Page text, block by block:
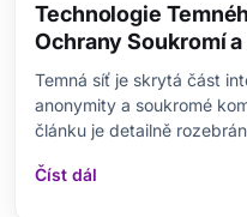
Technologie
Ochrany Soukromí
Temná síť je skrytá část
anonymity a soukromé
článku je detailně
přehlédnout ani rizika a
Číst dál